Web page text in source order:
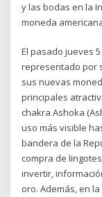
y las bodas en la
moneda
El pasado jueves
representado por
sus nuevas
principales
chakra Ashoka
uso más visible
bandera de la
compra de
invertir,
oro. Además, en